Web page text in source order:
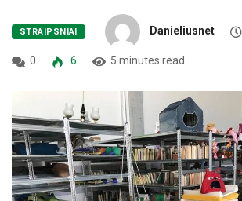
STRAIPSNIAI Danieliusnet
0 6 5 minutes read